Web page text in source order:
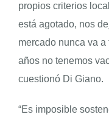
propios criterios
está agotado, nos
mercado nunca va
años no tenemos
cuestionó Di Giano.
“Es imposible